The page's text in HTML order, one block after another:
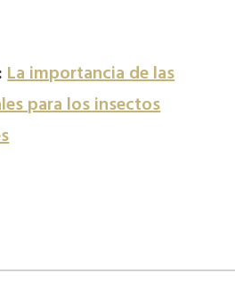
La importancia de las
para los insectos